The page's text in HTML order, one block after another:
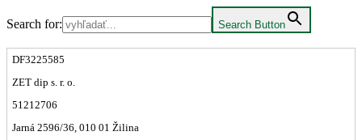
Search for: Search Button
DF3225585
ZET dip s. r. o.
51212706
Jarná 2596/36, 010 01 Žilina